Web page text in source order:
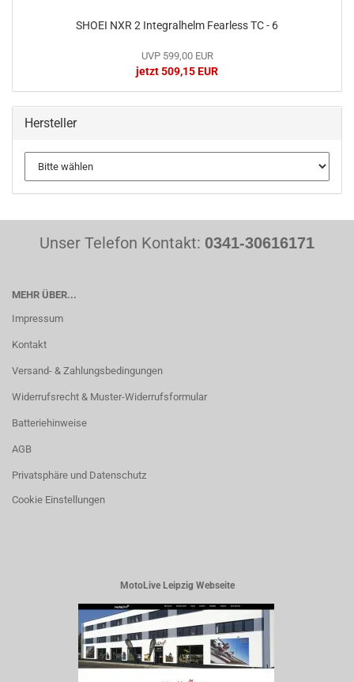
SHOEI NXR 2 Integralhelm Fearless TC - 6
UVP 599,00 EUR
jetzt 509,15 EUR
Hersteller
Unser Telefon Kontakt: 0341-30616171
MEHR ÜBER...
Impressum
Kontakt
Versand- & Zahlungsbedingungen
Widerrufsrecht & Muster-Widerrufsformular
Batteriehinweise
AGB
Privatsphäre und Datenschutz
Cookie Einstellungen
MotoLive Leipzig Webseite